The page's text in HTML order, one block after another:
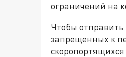
ограничений на
Чтобы отправить
запрещенных к